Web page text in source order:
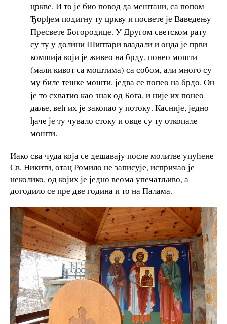
цркве. И то је био повод да мештани, са попом
Ђорђем подигну ту цркву и посвете је Ваведењу
Пресвете Богородице. У Другом светском рату
су ту у долини Шиптари владали и онда је први
комшија који је живео на брду, понео мошти
(мали кивот са моштима) са собом, али много су
му биле тешке мошти, једва се попео на брдо. Он
је то схватио као знак од Бога, и није их понео
даље, већ их је закопао у потоку. Касније, једно
ђаче је ту чувало стоку и овце су ту откопале
мошти.
Иако сва чуда која се дешавају после молитве упућене
Св. Никити, отац Ромило не записује, испричао је
неколико, од којих је једно веома упечатљиво, а
догодило се пре две година и то на Палама.